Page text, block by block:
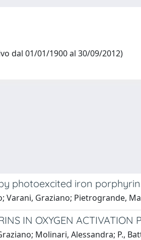
dal 01/01/1900 al 30/09/2012)
photoexcited iron
Varani, Graziano; Pietrogrande,
IN OXYGEN ACTIVATION
Molinari, Alessandra; P.,